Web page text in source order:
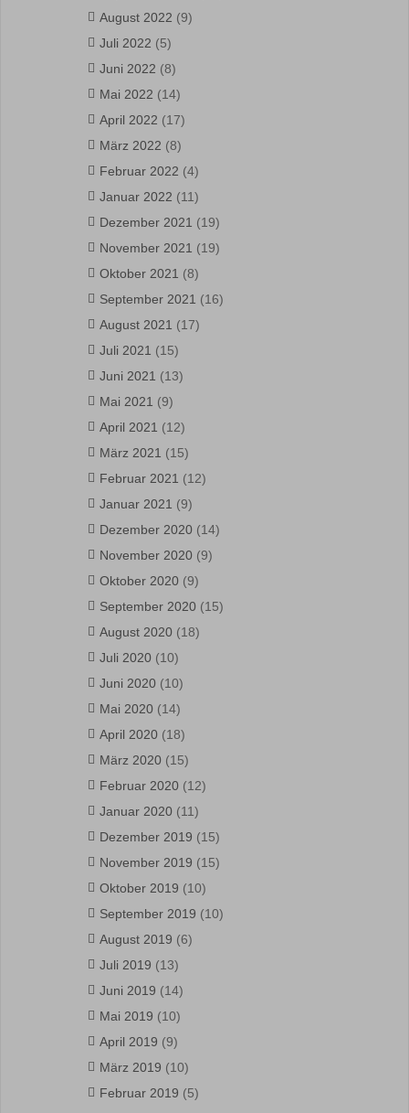
August 2022 (9)
Juli 2022 (5)
Juni 2022 (8)
Mai 2022 (14)
April 2022 (17)
März 2022 (8)
Februar 2022 (4)
Januar 2022 (11)
Dezember 2021 (19)
November 2021 (19)
Oktober 2021 (8)
September 2021 (16)
August 2021 (17)
Juli 2021 (15)
Juni 2021 (13)
Mai 2021 (9)
April 2021 (12)
März 2021 (15)
Februar 2021 (12)
Januar 2021 (9)
Dezember 2020 (14)
November 2020 (9)
Oktober 2020 (9)
September 2020 (15)
August 2020 (18)
Juli 2020 (10)
Juni 2020 (10)
Mai 2020 (14)
April 2020 (18)
März 2020 (15)
Februar 2020 (12)
Januar 2020 (11)
Dezember 2019 (15)
November 2019 (15)
Oktober 2019 (10)
September 2019 (10)
August 2019 (6)
Juli 2019 (13)
Juni 2019 (14)
Mai 2019 (10)
April 2019 (9)
März 2019 (10)
Februar 2019 (5)